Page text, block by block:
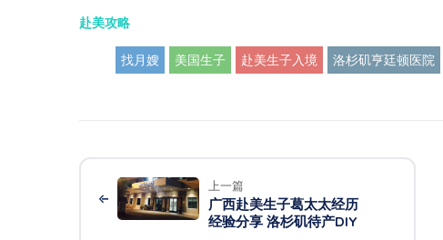
赴美攻略
找月嫂 美国生子 赴美生子入境 洛杉矶亨廷顿医院
上一篇
广西赴美生子葛太太经历
经验分享 洛杉矶待产DIY